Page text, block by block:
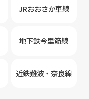
JRおおさか車線
地下鉄今里筋線
近鉄難波・奈良線